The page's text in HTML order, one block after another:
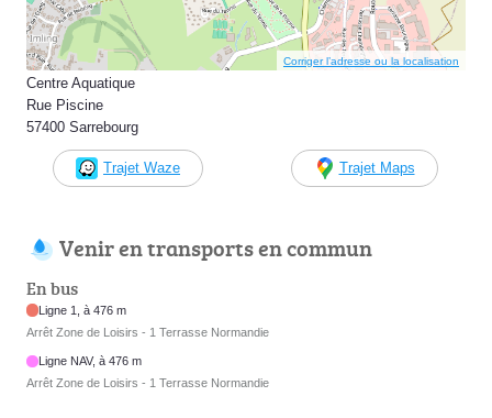
Corriger l’adresse ou la localisation
Centre Aquatique
Rue Piscine
57400 Sarrebourg
Trajet Waze Trajet Maps
Venir en transports en commun
En bus
Ligne 1, à 476 m
Arrêt Zone de Loisirs - 1 Terrasse Normandie
Ligne NAV, à 476 m
Arrêt Zone de Loisirs - 1 Terrasse Normandie